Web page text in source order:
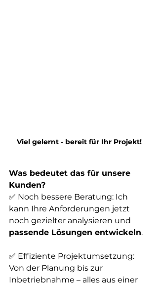
Viel gelernt - bereit für Ihr Projekt!
Was bedeutet das für unsere
Kunden?
✅ Noch bessere Beratung: Ich
kann Ihre Anforderungen jetzt
noch gezielter analysieren und
passende Lösungen entwickeln.
✅ Effiziente Projektumsetzung:
Von der Planung bis zur
Inbetriebnahme – alles aus einer